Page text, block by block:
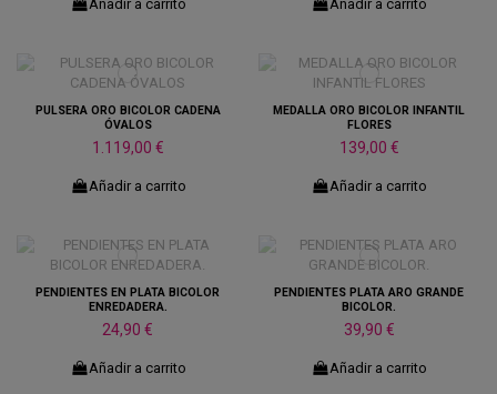
Añadir a carrito Añadir a carrito
PULSERA ORO BICOLOR CADENA
ÓVALOS
1.119,00 €
Añadir a carrito
MEDALLA ORO BICOLOR INFANTIL
FLORES
139,00 €
Añadir a carrito
PENDIENTES EN PLATA BICOLOR
ENREDADERA.
24,90 €
Añadir a carrito
PENDIENTES PLATA ARO GRANDE
BICOLOR.
39,90 €
Añadir a carrito